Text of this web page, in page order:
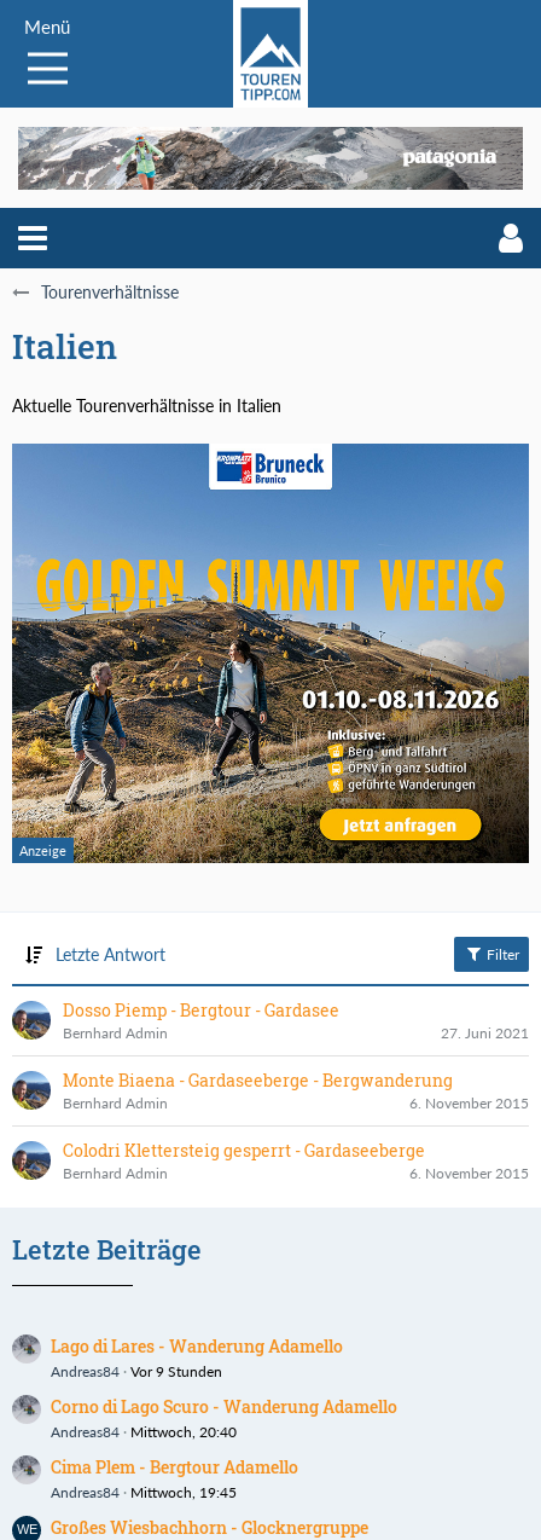
Menü
Tourenverhältnisse
Italien
Aktuelle Tourenverhältnisse in Italien
Letzte Antwort Filter
Dosso Piemp - Bergtour - Gardasee
Bernhard Admin 27. Juni 2021
Monte Biaena - Gardaseeberge - Bergwanderung
Bernhard Admin 6. November 2015
Colodri Klettersteig gesperrt - Gardaseeberge
Bernhard Admin 6. November 2015
Letzte Beiträge
Lago di Lares - Wanderung Adamello
Andreas84 Vor 9 Stunden
Corno di Lago Scuro - Wanderung Adamello
Andreas84 Mittwoch, 20:40
Cima Plem - Bergtour Adamello
Andreas84 Mittwoch, 19:45
Großes Wiesbachhorn - Glocknergruppe